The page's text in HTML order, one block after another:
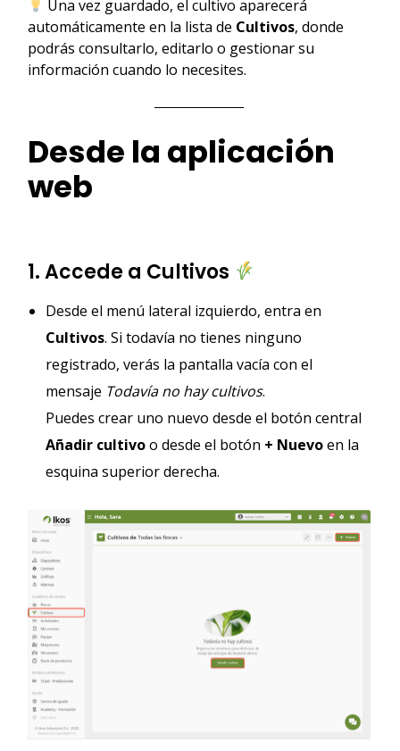
Una vez guardado, el cultivo aparecerá
automáticamente en la lista de Cultivos, donde
podrás consultarlo, editarlo o gestionar su
información cuando lo necesites.
Desde la aplicación
web
1. Accede a Cultivos
Desde el menú lateral izquierdo, entra en
Cultivos. Si todavía no tienes ninguno
registrado, verás la pantalla vacía con el
mensaje Todavía no hay cultivos.
Puedes crear uno nuevo desde el botón central
Añadir cultivoo desde el botón + Nuevoen la
esquina superior derecha.